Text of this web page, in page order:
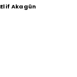
Elif Akagün